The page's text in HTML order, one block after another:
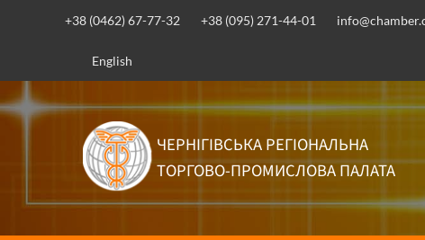
+38 (0462) 67-77-32 +38 (095) 271-44-01
English
ЧЕРНІГІВСЬКА РЕГІОНАЛЬНА
ТОРГОВО-ПРОМИСЛОВА ПАЛАТА